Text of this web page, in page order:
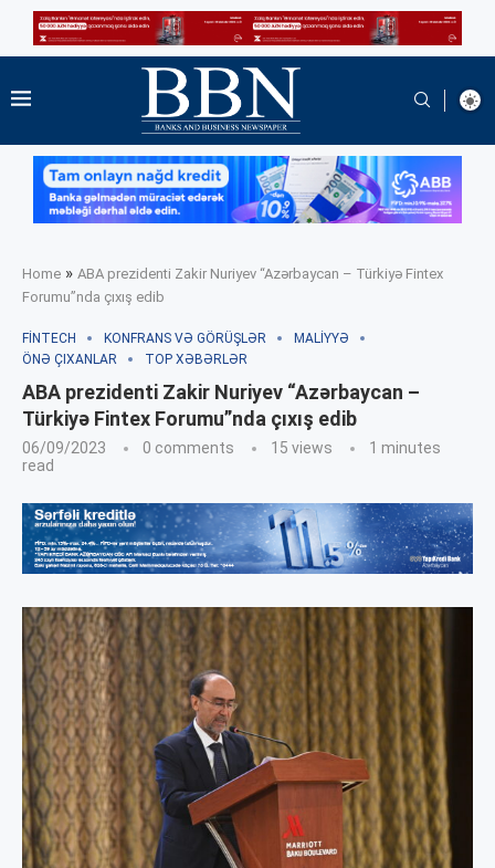
Home » ABA prezidenti Zakir Nuriyev “Azərbaycan – Türkiyə Fintex
Forumu”nda çıxış edib
FINTECH KONFRANS VƏ GÖRÜŞLƏR
MALIYYƏ
ÖNƏ ÇIXANLAR
TOP XƏBƏRLƏR
ABA prezidenti Zakir Nuriyev “Azərbaycan –
Türkiyə Fintex Forumu”nda çıxış edib
06/09/2023 0 comments 15 views
1 minutes
read